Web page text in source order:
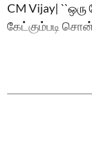
CM Vijay| ``ஒரு
கேட்கும்படி